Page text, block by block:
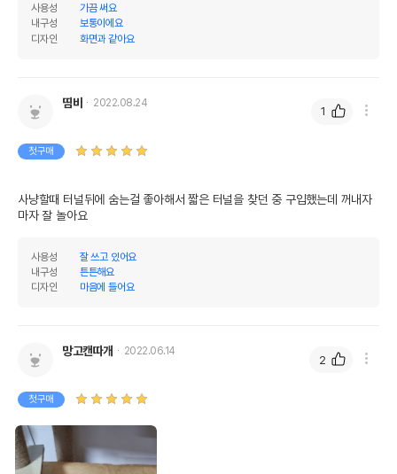
사용성
가끔 써요
내구성
보통이에요
디자인
화면과 같아요
띰바 2022.08.24
첫구매
사냥할때 터널뒤에 숨는걸 좋아해서 짧은 터널을 찾던 중 구입했는데 꺼내자
마자 잘 놀아요
사용성
잘 쓰고 있어요
내구성
튼튼해요
디자인
마음에 들어요
1
망고캔따개 2022.06.14
첫구매
2